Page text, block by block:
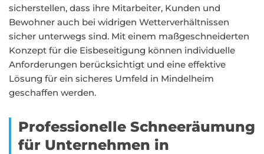
sicherstellen, dass ihre Mitarbeiter, Kunden und
Bewohner auch bei widrigen Wetterverhältnissen
sicher unterwegs sind. Mit einem maßgeschneiderten
Konzept für die Eisbeseitigung können individuelle
Anforderungen berücksichtigt und eine effektive
Lösung für ein sicheres Umfeld in Mindelheim
geschaffen werden.
Professionelle Schneeräumung
für Unternehmen in